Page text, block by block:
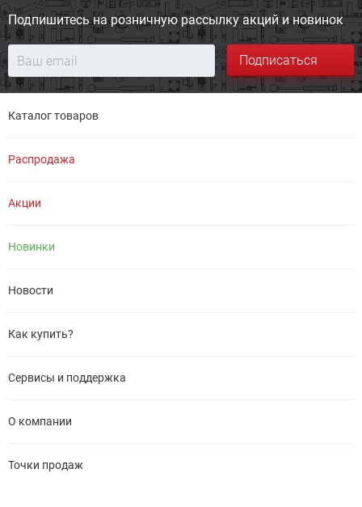
Подпишитесь на розничную рассылку акций и новинок
Подписаться
Каталог товаров
Распродажа
Акции
Новинки
Новости
Как купить?
Сервисы и поддержка
О компании
Точки продаж